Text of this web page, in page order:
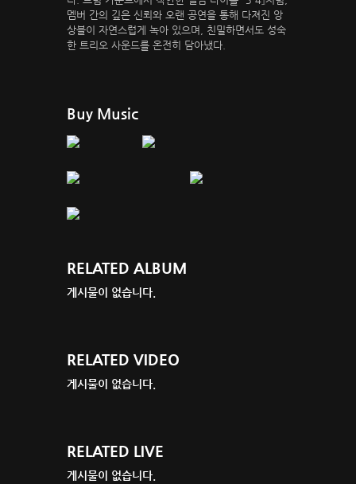
멤버 간의 깊은 신뢰와 오랜 공연을 통해 다져진 앙
상블이 자연스럽게 녹아 있으며, 친밀하면서도 성숙
한 트리오 사운드를 온전히 담아냈다.
Buy Music
RELATED ALBUM
게시물이 없습니다.
RELATED VIDEO
게시물이 없습니다.
RELATED LIVE
게시물이 없습니다.